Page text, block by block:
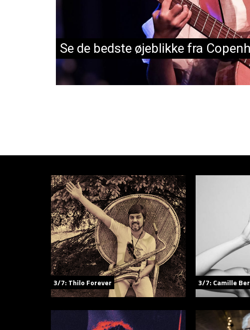
“Jazzen er et velgørende
ensretning”: Det skrev pressen
2026
3/7: Thilo Forever 3/7: Camille